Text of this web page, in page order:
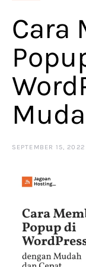
Cara
SEPTEMBER 15, 2022